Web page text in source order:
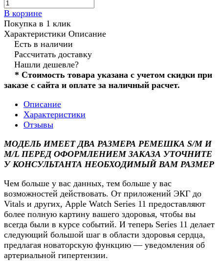
В корзине
Покупка в 1 клик
Характеристики Описание
Есть в наличии
Рассчитать доставку
Нашли дешевле?
* Стоимость товара указана с учетом скидки при
заказе с сайта и оплате за наличный расчет.
Описание
Характеристики
Отзывы
МОДЕЛЬ ИМЕЕТ ДВА РАЗМЕРА РЕМЕШКА S/M И
M/L ПЕРЕД ОФОРМЛЕНИЕМ ЗАКАЗА УТОЧНИТЕ
У КОНСУЛЬТАНТА НЕОБХОДИМЫЙ ВАМ РАЗМЕР
Чем больше у вас данных, тем больше у вас
возможностей действовать. От приложений ЭКГ до
Vitals и других, Apple Watch Series 11 предоставляют
более полную картину вашего здоровья, чтобы вы
всегда были в курсе событий. И теперь Series 11 делает
следующий большой шаг в области здоровья сердца,
предлагая новаторскую функцию — уведомления об
артериальной гипертензии.